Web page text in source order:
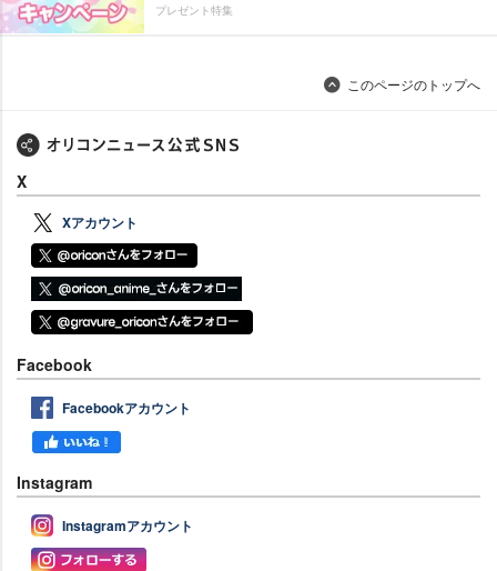
プレゼント特集
このページのトップへ
X
Xアカウント
Facebook
Facebookアカウント
Instagram
Instagramアカウント